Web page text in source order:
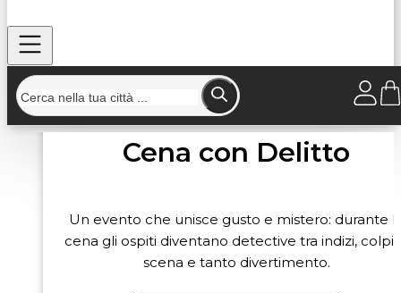
Cena con Delitto
Un evento che unisce gusto e mistero: durante
cena gli ospiti diventano detective tra indizi, colpi
scena e tanto divertimento.